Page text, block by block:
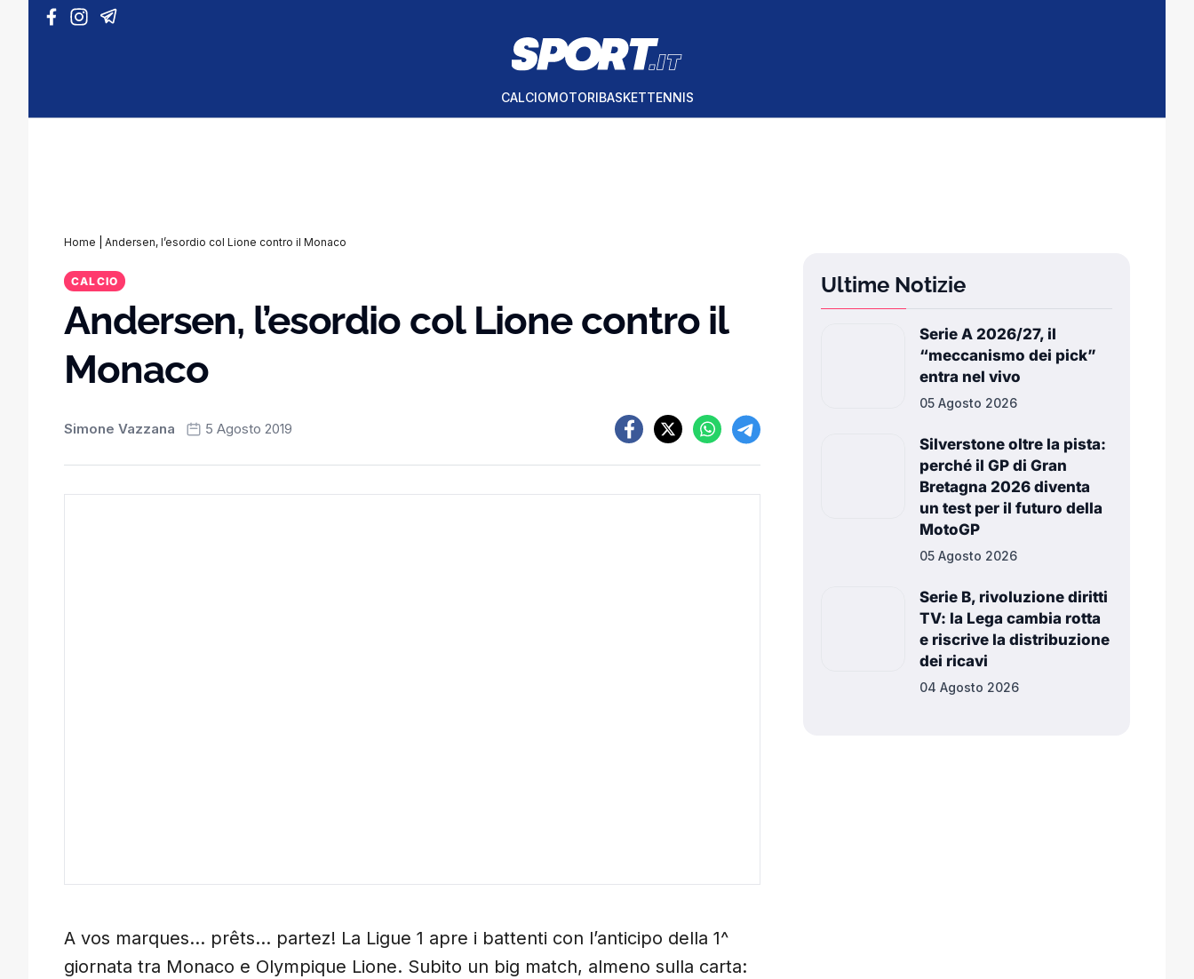
Vai al contenuto
CALCIOMOTORIBASKETTENNIS
Home Andersen, l’esordio col Lione contro il Monaco
CALCIO
Andersen, l’esordio col Lione contro il
Monaco
Simone Vazzana 5 Agosto 2019
A vos marques… prêts… partez! La Ligue 1 apre i battenti con l’anticipo della 1^
giornata tra Monaco e Olympique Lione. Subito un big match, almeno sulla carta:
Ultime Notizie
Serie A 2026/27, il
“meccanismo dei pick”
entra nel vivo
05 Agosto 2026
Silverstone oltre la pista:
perché il GP di Gran
Bretagna 2026 diventa
un test per il futuro della
MotoGP
05 Agosto 2026
Serie B, rivoluzione diritti
TV: la Lega cambia rotta
e riscrive la distribuzione
dei ricavi
04 Agosto 2026